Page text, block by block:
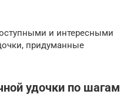
и интересными
придуманные
удочки по шагам